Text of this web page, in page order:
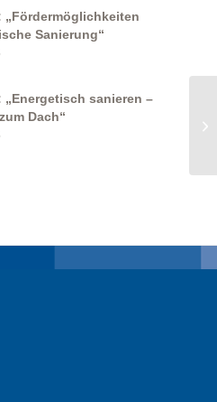
„Fördermöglichkeiten
Sanierung“
„Energetisch sanieren –
Dach“